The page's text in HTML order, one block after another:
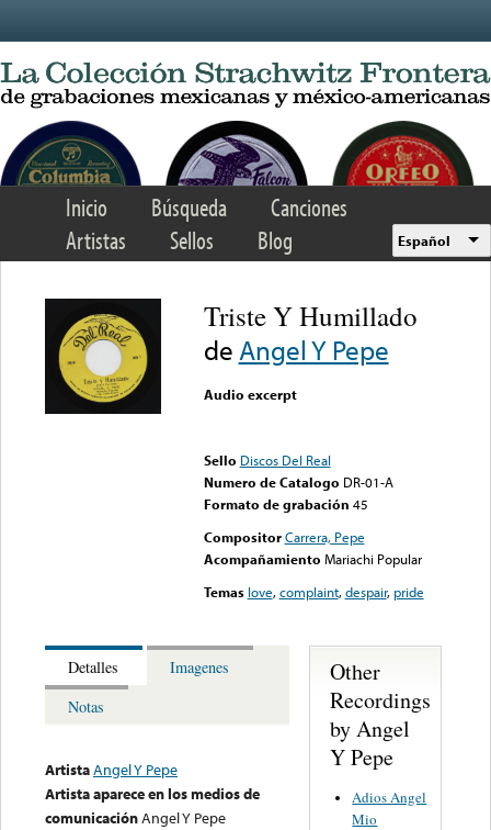
Inicio Búsqueda
Canciones
Artistas
Sellos Blog Español
Triste Y Humillado
de Angel Y Pepe
Audio excerpt
Sello Discos Del Real
Numero de Catalogo DR-01-A
Formato de grabación 45
Compositor Carrera, Pepe
Acompañamiento Mariachi Popular
Temas love,complaint,despair, pride
Detalles
Imagenes
Notas
ArtistaAngel Y Pepe
Artista aparece en los medios de
comunicaciónAngel Y Pepe
Other
Recordings
by Angel
Y Pepe
Adios Angel
Mio